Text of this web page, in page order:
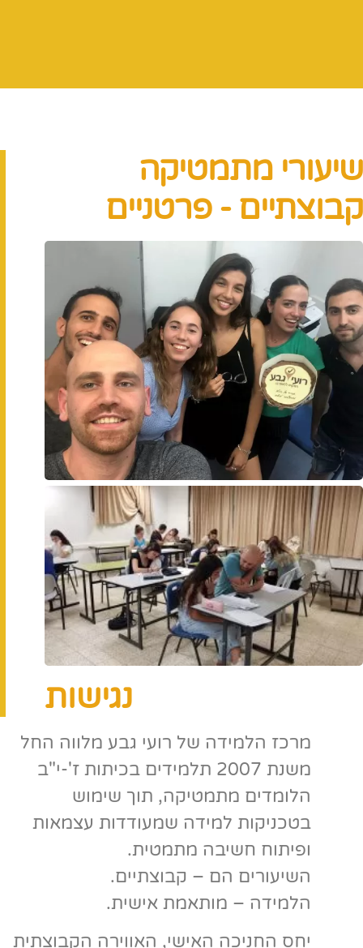
שיעורי מתמטיקה
קבוצתיים - פרטניים
נגישות
מרכז הלמידה של רועי גבע מלווה החל
משנת 2007 תלמידים בכיתות ז'-י"ב
הלומדים מתמטיקה, תוך שימוש
בטכניקות למידה שמעודדות עצמאות
ופיתוח חשיבה מתמטית.
השיעורים הם – קבוצתיים.
הלמידה – מותאמת אישית.
יחס החניכה האישי, האווירה הקבוצתית